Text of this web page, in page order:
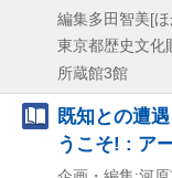
編集多田智美[ほ
東京都歴史文化
所蔵館3館
既知との遭
うこそ! : ア